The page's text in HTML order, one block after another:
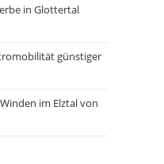
in Glottertal
günstiger
im Elztal von